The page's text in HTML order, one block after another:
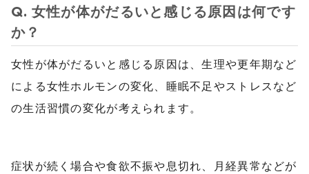
Q. 女性が体がだるいと感じる原因は何です
か？
女性が体がだるいと感じる原因は、生理や更年期など
による女性ホルモンの変化、睡眠不足やストレスなど
の生活習慣の変化が考えられます。
症状が続く場合や食欲不振や息切れ、月経異常などが